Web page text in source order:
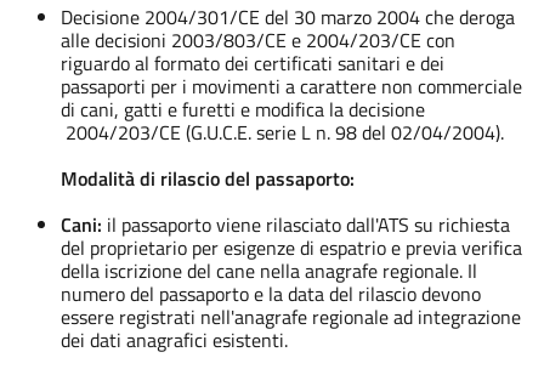
Decisione 2004/301/CE del 30 marzo 2004 che deroga
alle decisioni 2003/803/CE e 2004/203/CE con
riguardo al formato dei certificati sanitari e dei
passaporti per i movimenti a carattere non commerciale
di cani, gatti e furetti e modifica la decisione
2004/203/CE (G.U.C.E. serie L n. 98 del 02/04/2004).
Modalità di rilascio del passaporto:
Cani: il passaporto viene rilasciato dall'ATS su richiesta
del proprietario per esigenze di espatrio e previa verifica
della iscrizione del cane nella anagrafe regionale. Il
numero del passaporto e la data del rilascio devono
essere registrati nell'anagrafe regionale ad integrazione
dei dati anagrafici esistenti.